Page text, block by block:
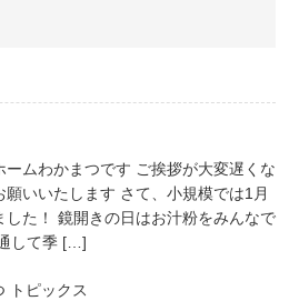
ームわかまつです ご挨拶が大変遅くな
いいたします さて、小規模では1月
た！ 鏡開きの日はお汁粉をみんなで
して季 […]
トピックス